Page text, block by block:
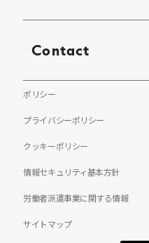
Contact
ポリシー
プライバシーポリシー
クッキーポリシー
情報セキュリティ基本方針
労働者派遣事業に関する情報
サイトマップ